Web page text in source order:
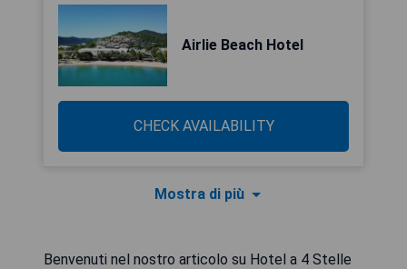
Airlie Beach Hotel
CHECK AVAILABILITY
Mostra di più
Benvenuti nel nostro articolo su Hotel a 4 Stelle